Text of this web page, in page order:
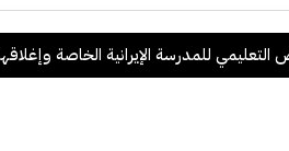
للمدرسة الإيرانية الخاصة وإغلاقها .